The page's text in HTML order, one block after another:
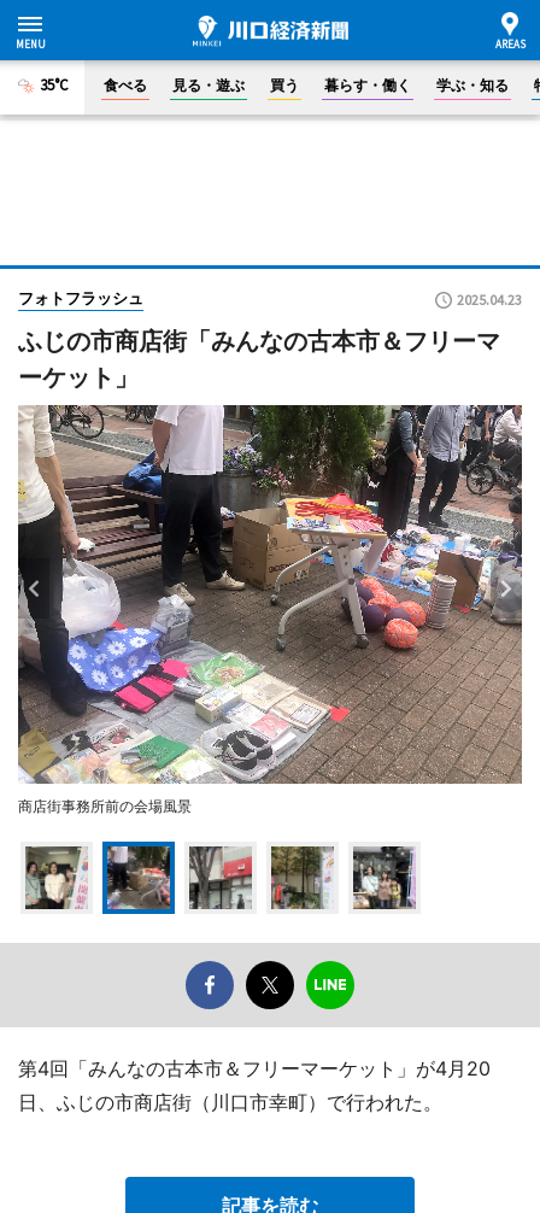
35°C 食べる 見る・遊ぶ 買う 暮らす・働く 学ぶ・知る
フォトフラッシュ 2025.04.23
ふじの市商店街「みんなの古本市＆フリーマ
ーケット」
商店街事務所前の会場風景
第4回「みんなの古本市＆フリーマーケット」が4月20
日、ふじの市商店街（川口市幸町）で行われた。
記事を読む